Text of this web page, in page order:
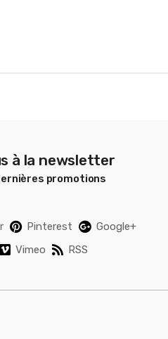
à la newsletter
promotions
Pinterest
Google+
Vimeo RSS